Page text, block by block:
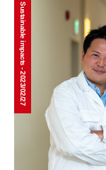
Sustainable impacts - 2023/02/27